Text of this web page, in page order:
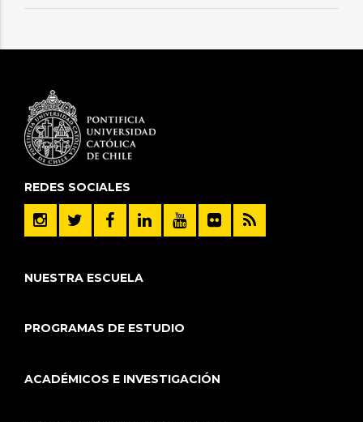
REDES SOCIALES
NUESTRA ESCUELA
PROGRAMAS DE ESTUDIO
ACADÉMICOS E INVESTIGACIÓN